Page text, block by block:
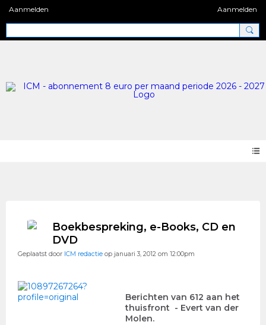
Aanmelden Aanmelden
Boekbespreking, e-Books, CD en
DVD
Geplaatst door ICM redactie op januari 3, 2012 om 12:00pm
Berichten van 612 aan het
thuisfront - Evert van der
Molen.